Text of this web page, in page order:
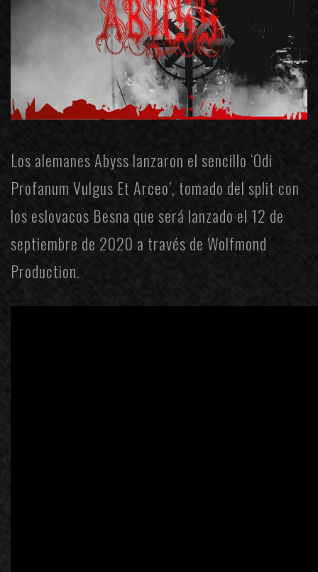
Los alemanes Abyss lanzaron el sencillo ‘Odi
Profanum Vulgus Et Arceo’, tomado del split con
los eslovacos Besna que será lanzado el 12 de
septiembre de 2020 a través de Wolfmond
Production.